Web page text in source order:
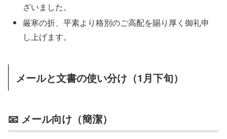
ざいました。
厳寒の折、平素より格別のご高配を賜り厚く御礼申
し上げます。
メールと文書の使い分け（1月下旬）
📧 メール向け（簡潔）